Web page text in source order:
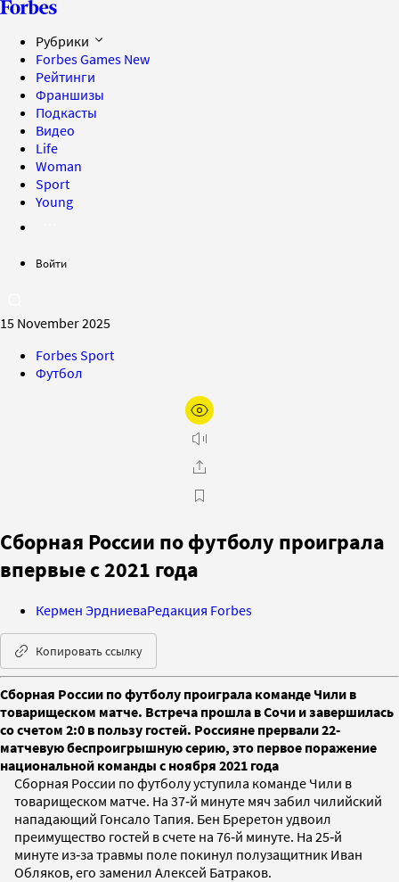
Рубрики
Forbes Games New
Рейтинги
Франшизы
Подкасты
Видео
Life
Woman
Sport
Young
Войти
15 November 2025
Forbes Sport
Футбол
Сборная России по футболу проиграла
впервые с 2021 года
Кермен ЭрдниеваРедакция Forbes
Копировать ссылку
Сборная России по футболу проиграла команде Чили в
товарищеском матче. Встреча прошла в Сочи и завершилась
со счетом 2:0 в пользу гостей. Россияне прервали 22-
матчевую беспроигрышную серию, это первое поражение
национальной команды с ноября 2021 года
Сборная России по футболу уступила команде Чили в
товарищеском матче. На 37‑й минуте мяч забил чилийский
нападающий Гонсало Тапия. Бен Бреретон удвоил
преимущество гостей в счете на 76‑й минуте. На 25‑й
минуте из‑за травмы поле покинул полузащитник Иван
Обляков, его заменил Алексей Батраков.